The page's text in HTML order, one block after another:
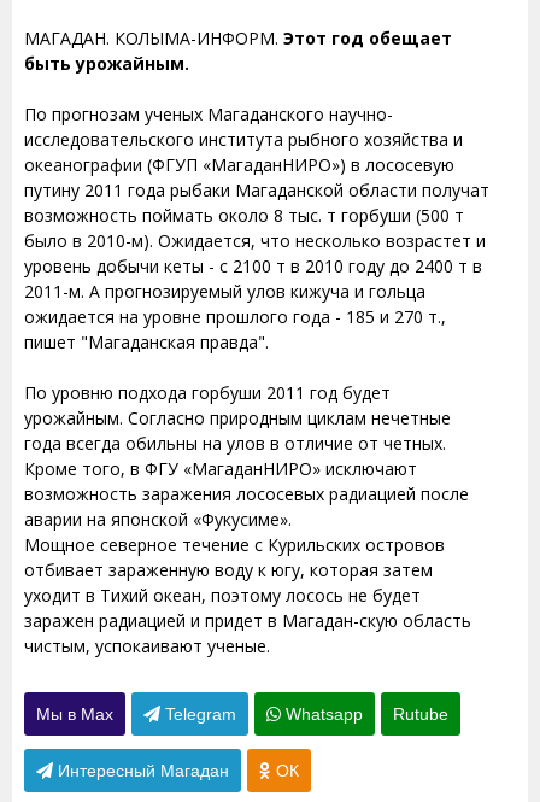
МАГАДАН. КОЛЫМА-ИНФОРМ. Этот год обещает
быть урожайным.
По прогнозам ученых Магаданского научно-
исследовательского института рыбного хозяйства и
океанографии (ФГУП «МагаданНИРО») в лососевую
путину 2011 года рыбаки Магаданской области получат
возможность поймать около 8 тыс. т горбуши (500 т
было в 2010-м). Ожидается, что несколько возрастет и
уровень добычи кеты - с 2100 т в 2010 году до 2400 т в
2011-м. А прогнозируемый улов кижуча и гольца
ожидается на уровне прошлого года - 185 и 270 т.,
пишет "Магаданская правда".
По уровню подхода горбуши 2011 год будет
урожайным. Согласно природным циклам нечетные
года всегда обильны на улов в отличие от четных.
Кроме того, в ФГУ «МагаданНИРО» исключают
возможность заражения лососевых радиацией после
аварии на японской «Фукусиме».
Мощное северное течение с Курильских островов
отбивает зараженную воду к югу, которая затем
уходит в Тихий океан, поэтому лосось не будет
заражен радиацией и придет в Магадан-скую область
чистым, успокаивают ученые.
Мы в Max Telegram Whatsapp Rutube
Интересный Магадан ОК